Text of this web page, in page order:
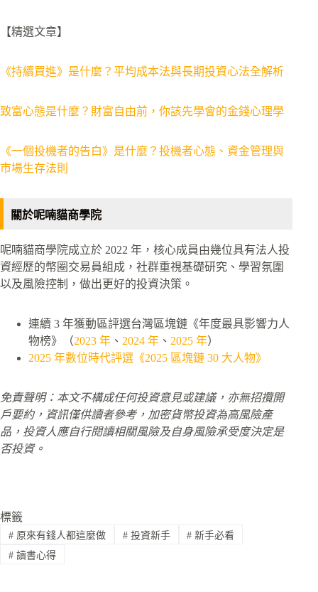
【精選文章】
《持續買進》是什麼？平均成本法與長期投資心法全解析
致富心態是什麼？財富自由前，你該先學會的金錢心理學
《一個投機者的告白》是什麼？投機者心態、資金管理與
市場生存法則
關於呢喃貓商學院
呢喃貓商學院成立於 2022 年，核心成員由幾位具有法人投
資經歷的幣圈交易員組成，社群重視基礎研究、學習氛圍
以及風險控制，做出更好的投資決策。
連續 3 年獲動區評選台灣區塊鏈《年度最具影響力人
物榜》（2023 年 、 2024 年 、 2025 年）
2025 年數位時代評選《2025 區塊鏈 30 大人物》
免責聲明：本文不構成任何投資意見或建議，亦無招攬開
戶要約，資訊僅供讀者參考，加密貨幣投資為高風險產
品，投資人應自行閱讀相關風險及自身風險承受度決定是
否投資。
標籤
#原來有錢人都這麼做 #投資新手 # 新手必看
#讀書心得